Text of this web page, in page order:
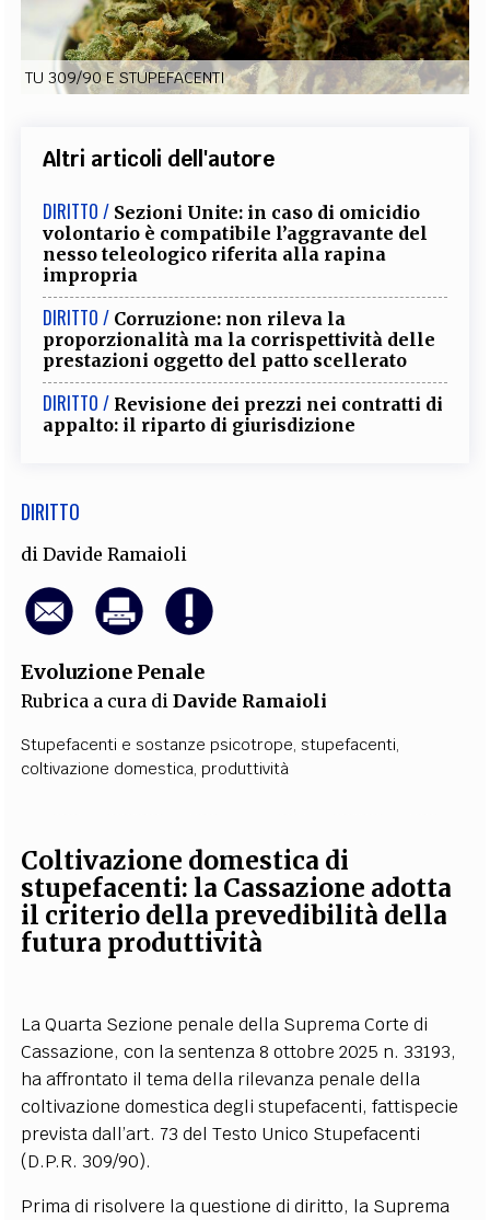
TU 309/90 E STUPEFACENTI
Altri articoli dell'autore
DIRITTO / Sezioni Unite: in caso di omicidio
volontario è compatibile l’aggravante del
nesso teleologico riferita alla rapina
impropria
DIRITTO / Corruzione: non rileva la
proporzionalità ma la corrispettività delle
prestazioni oggetto del patto scellerato
DIRITTO / Revisione dei prezzi nei contratti di
appalto: il riparto di giurisdizione
DIRITTO
diDavide Ramaioli
Evoluzione Penale
Rubrica a cura diDavide Ramaioli
Stupefacenti e sostanze psicotrope,stupefacenti,
coltivazione domestica, produttività
Coltivazione domestica di
stupefacenti: la Cassazione adotta
il criterio della prevedibilità della
futura produttività
La Quarta Sezione penale della Suprema Corte di
Cassazione, con la sentenza 8 ottobre 2025 n. 33193,
ha affrontato il tema della rilevanza penale della
coltivazione domestica degli stupefacenti, fattispecie
prevista dall’art. 73 del Testo Unico Stupefacenti
(D.P.R. 309/90).
Prima di risolvere la questione di diritto, la Suprema